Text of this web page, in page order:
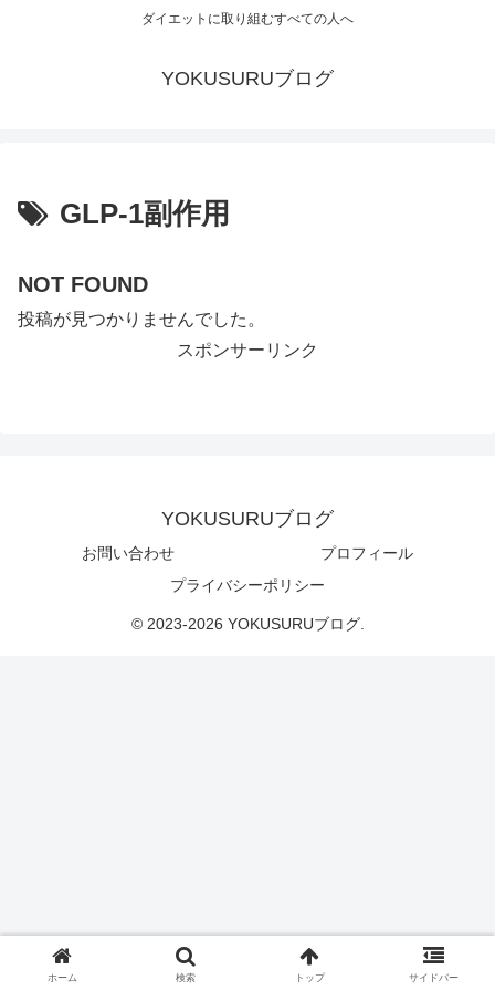
ダイエットに取り組むすべての人へ
YOKUSURUブログ
GLP-1副作用
NOT FOUND
投稿が見つかりませんでした。
スポンサーリンク
YOKUSURUブログ
お問い合わせ
プロフィール
プライバシーポリシー
© 2023-2026 YOKUSURUブログ.
ホーム 検索 トップ サイドバー